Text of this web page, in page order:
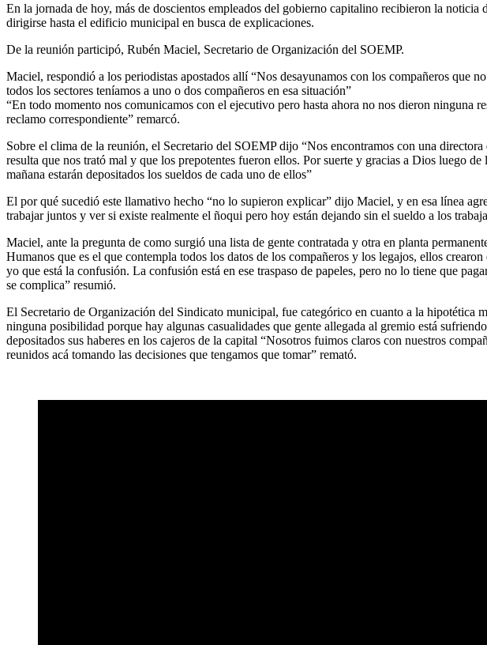
En la jornada de hoy, más de doscientos empleados del gobierno capitalino recibieron la
dirigirse hasta el edificio municipal en busca de explicaciones.
De la reunión participó, Rubén Maciel, Secretario de Organización del SOEMP.
Maciel, respondió a los periodistas apostados allí “Nos desayunamos con los compañeros que
todos los sectores teníamos a uno o dos compañeros en esa situación”
“En todo momento nos comunicamos con el ejecutivo pero hasta ahora no nos dieron ninguna
reclamo correspondiente” remarcó.
Sobre el clima de la reunión, el Secretario del SOEMP dijo “Nos encontramos con una
resulta que nos trató mal y que los prepotentes fueron ellos. Por suerte y gracias a Dios luego
mañana estarán depositados los sueldos de cada uno de ellos”
El por qué sucedió este llamativo hecho “no lo supieron explicar” dijo Maciel, y en esa línea
trabajar juntos y ver si existe realmente el ñoqui pero hoy están dejando sin el sueldo a los
Maciel, ante la pregunta de como surgió una lista de gente contratada y otra en planta
Humanos que es el que contempla todos los datos de los compañeros y los legajos, ellos
yo que está la confusión. La confusión está en ese traspaso de papeles, pero no lo tiene que
se complica” resumió.
El Secretario de Organización del Sindicato municipal, fue categórico en cuanto a la hipotética
ninguna posibilidad porque hay algunas casualidades que gente allegada al gremio está
depositados sus haberes en los cajeros de la capital “Nosotros fuimos claros con nuestros
reunidos acá tomando las decisiones que tengamos que tomar” remató.